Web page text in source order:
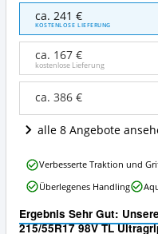
Goodyear
215/55R17
98V
Ultragrip
Performance
Plus
Wo
ist
215/55
R17
erhältlich?
ca. 241 €
KOSTENLOSE LIEFERUNG
ca. 167 €
kostenlose Lieferung
ca. 386 €
alle 8 Angebote
Ergebnis Sehr Gut:
215/55R17 98V TL
Goodyear
215/55R17
98V
Ultragrip
Verbesserte Traktion und
Überlegenes Handling